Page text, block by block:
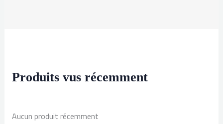
Produits vus récemment
Aucun produit récemment